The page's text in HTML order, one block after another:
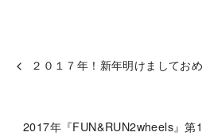
２０１７年！新年明けましてお
2017年『FUN&RUN2wheels』第1